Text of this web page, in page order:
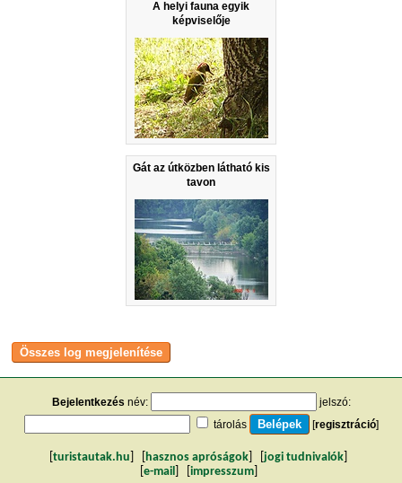
A helyi fauna egyik
képviselője
Gát az útközben látható kis
tavon
Bejelentkezés név:
jelszó:
tárolás
[regisztráció]
turistautak.hu hasznos apróságok jogi tudnivalók
e-mail impresszum]